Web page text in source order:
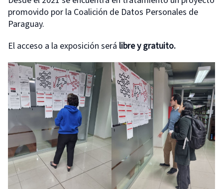
promovido por la Coalición de Datos Personales de
Paraguay.
El acceso a la exposición será libre y gratuito.